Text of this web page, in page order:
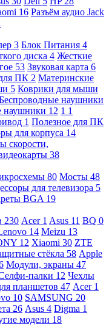
16 Разъём аудио Jack
3 Блок Питания 4
диска 4 Жесткие
53 Звуковая карта 6
ПК 2 Материнские
5 Коврики для мыши
наушники
наушники 12 1 1
1 Полезное для ПК
для корпуса 14
скорости,
38
80 Мосты 48
для телевизора 5
BGA 19
230 Acer 1 Asus 11 BQ 0
14 Meizu 13
12 Xiaomi 30 ZTE
стёкла 58 Apple
Модули, экраны 47
палки 12 Чехлы
планшетов 47 Acer 1
10 SAMSUNG 20
26 Asus 4 Digma 1
модели 18